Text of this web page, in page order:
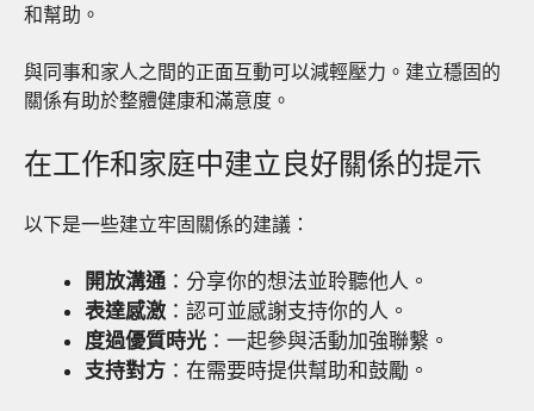
和幫助。
與同事和家人之間的正面互動可以減輕壓力。建立穩固的
關係有助於整體健康和滿意度。
在工作和家庭中建立良好關係的提示
以下是一些建立牢固關係的建議：
開放溝通 ：分享你的想法並聆聽他人。
表達感激 ：認可並感謝支持你的人。
度過優質時光 ：一起參與活動加強聯繫。
支持對方 ：在需要時提供幫助和鼓勵。